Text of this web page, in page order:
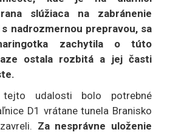
slúžiaca na zabránenie
nadrozmernou prepravou, sa
zachytila o túto
ostala rozbitá a jej časti
tejto udalosti bolo potrebné
D1 vrátane tunela Branisko
Za nesprávne uloženie